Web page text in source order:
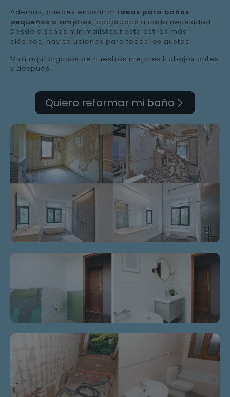
Además, puedes encontrar ideas para baños
pequeños o amplios, adaptadas a cada necesidad.
Desde diseños minimalistas hasta estilos más
clásicos, hay soluciones para todos los gustos.
Mira aquí algunos de nuestros mejores trabajos antes
y después.
Quiero reformar mi baño